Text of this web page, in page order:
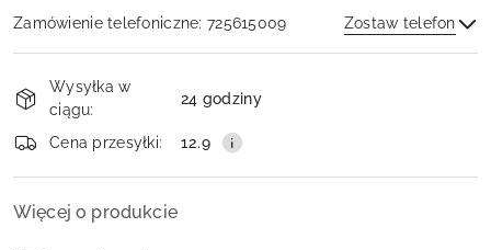
Zamówienie telefoniczne: 725615009 Zostaw telefon
i
dostawa
Wysyłka w
ciągu:
24 godziny
Cena przesyłki: 12.9
Więcej o produkcie